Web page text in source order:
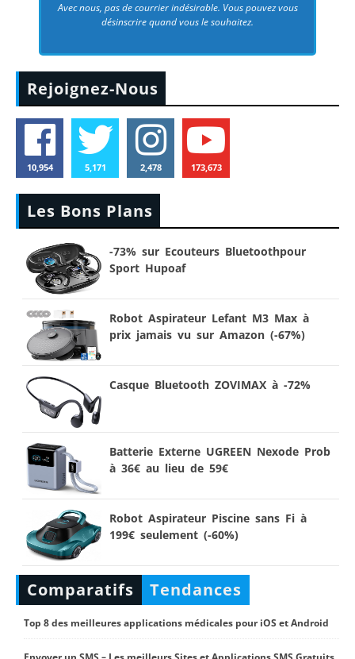
Avec nous, pas de courrier indésirable. Vous pouvez vous
désinscrire quand vous le souhaitez.
Rejoignez-Nous
10,954 5,171 2,478 173,673
Les Bons Plans
-73% sur Ecouteurs Bluetoothpour
Sport Hupoaf
Robot Aspirateur Lefant M3 Max à
prix jamais vu sur Amazon (-67%)
Casque Bluetooth ZOVIMAX à -72%
Batterie Externe UGREEN Nexode Prob
à 36€ au lieu de 59€
Robot Aspirateur Piscine sans Fi à
199€ seulement (-60%)
Comparatifs Tendances
Top 8 des meilleures applications médicales pour iOS et Android